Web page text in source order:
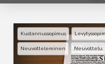
Kustannussopimus
Neuvotteleminen Neuvottelu